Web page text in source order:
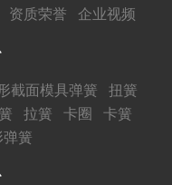
资质荣誉 企业视频
截面模具弹簧
扭簧
拉簧 卡圈
卡簧
弹簧